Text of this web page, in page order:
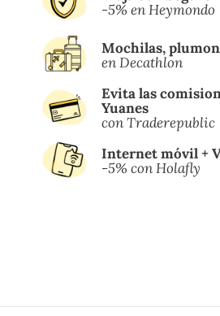
-5% en Heymondo
Mochilas,
en Decathlon
Evita las
Yuanes
con Traderepublic
Internet móvil +
-5% con Holafly